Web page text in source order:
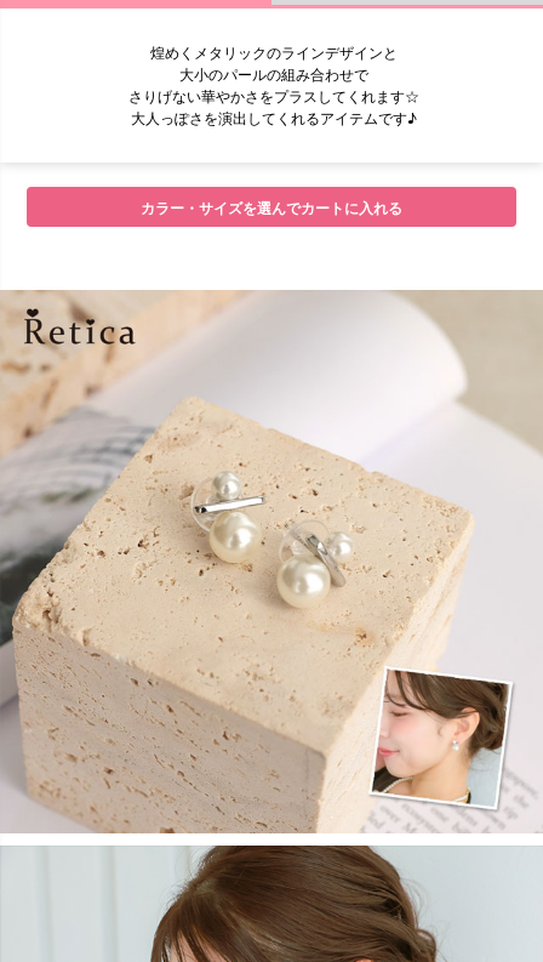
煌めくメタリックのラインデザインと
大小のパールの組み合わせで
さりげない華やかさをプラスしてくれます☆
大人っぽさを演出してくれるアイテムです♪
■注意事項
カラー・サイズを選んでカートに入れる